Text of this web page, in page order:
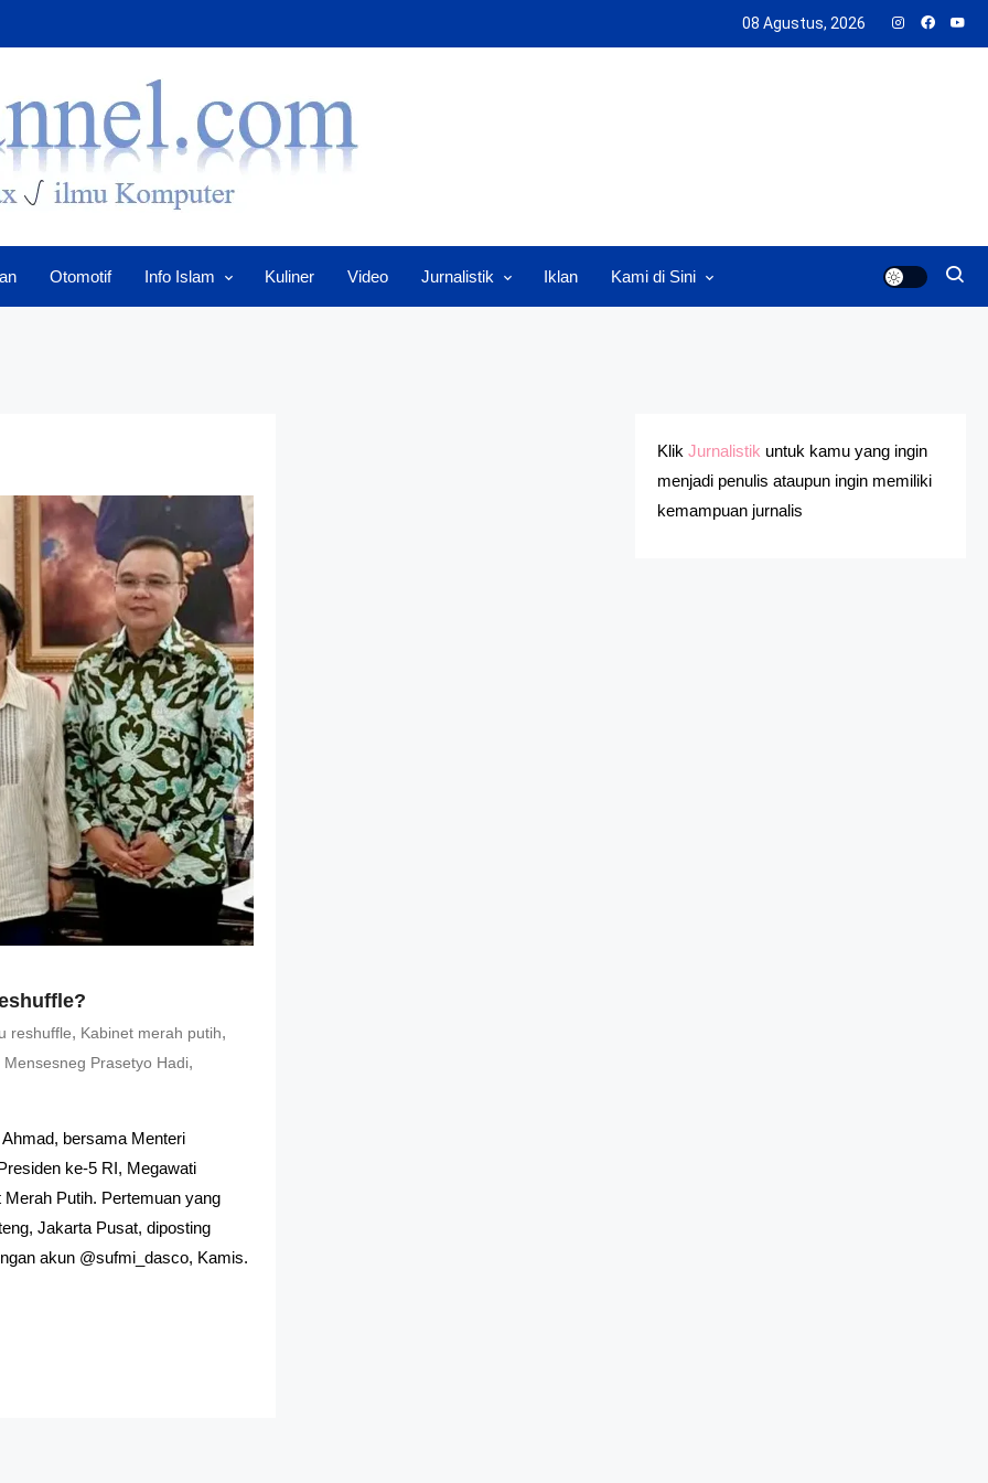
08 Agustus, 2026
Otomotif Info Islam Kuliner Video Jurnalistik Iklan Kami di Sini
reshuffle, Kabinet merah putih,
Mensesneg Prasetyo Hadi,
bersama Menteri
ke-5 RI, Megawati
Putih. Pertemuan yang
Jakarta Pusat, diposting
akun @sufmi_dasco, Kamis.
KlikJurnalistik untuk kamu yang ingin
menjadi penulis ataupun ingin memiliki
kemampuan jurnalis